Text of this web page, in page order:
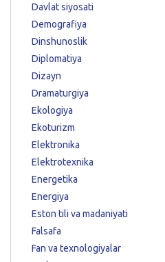
Davlat siyosati
Demografiya
Dinshunoslik
Diplomatiya
Dizayn
Dramaturgiya
Ekologiya
Ekoturizm
Elektronika
Elektrotexnika
Energetika
Energiya
Eston tili va madaniyati
Falsafa
Fan va texnologiyalar